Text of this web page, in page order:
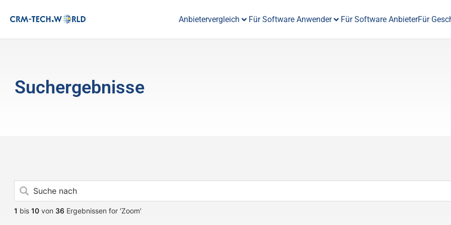
Anbietervergleich Für Software Anwender Für Software AnbieterFür
Suchergebnisse
1 bis10 von 36 Ergebnissen for 'Zoom'